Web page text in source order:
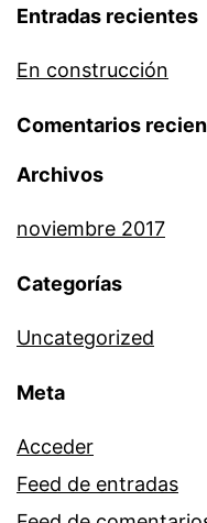
Entradas recientes
En construcción
Comentarios
Archivos
noviembre 2017
Categorías
Uncategorized
Meta
Acceder
Feed de entradas